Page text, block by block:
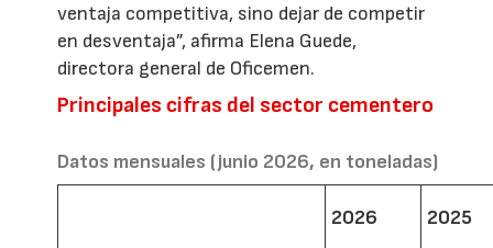
ventaja competitiva, sino dejar de competir
en desventaja”, afirma Elena Guede,
directora general de Oficemen.
Principales cifras del sector cementero
Datos mensuales (junio 2026, en toneladas)
2026 2025